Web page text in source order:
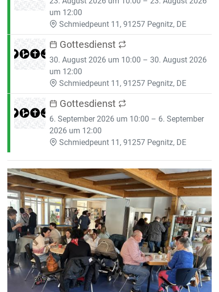
um 12:00
Schmiedpeunt 11, 91257 Pegnitz, DE
Gottesdienst
30. August 2026 um 10:00 – 30. August 2026
um 12:00
Schmiedpeunt 11, 91257 Pegnitz, DE
Gottesdienst
6. September 2026 um 10:00 – 6. September
2026 um 12:00
Schmiedpeunt 11, 91257 Pegnitz, DE